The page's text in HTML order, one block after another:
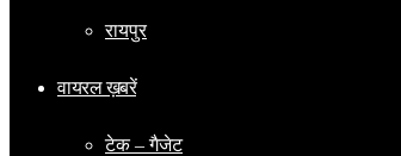
रायपुर
वायरल ख़बरें
टेक – गैजेट